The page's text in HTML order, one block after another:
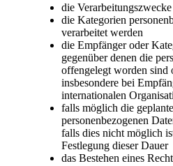
die Verarbeitungszwecke
die Kategorien
verarbeitet werden
die Empfänger oder
gegenüber denen die
offengelegt worden sind
insbesondere bei
internationalen
falls möglich die
personenbezogenen
falls dies nicht möglich
Festlegung dieser Dauer
das Bestehen eines